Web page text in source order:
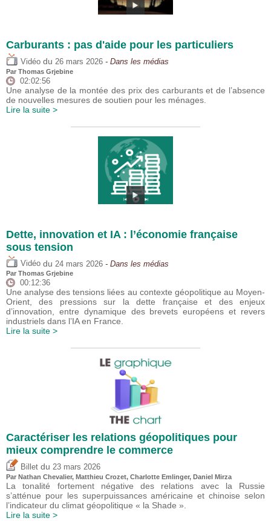
Carburants : pas d'aide pour les particuliers
Vidéo du 26 mars 2026 - Dans les médias
Par Thomas Grjebine
02:02:56
Une analyse de la montée des prix des carburants et de l’absence
de nouvelles mesures de soutien pour les ménages.
Lire la suite >
Dette, innovation et IA : l’économie française
sous tension
Vidéo du 24 mars 2026 - Dans les médias
Par Thomas Grjebine
00:12:36
Une analyse des tensions liées au contexte géopolitique au Moyen-
Orient, des pressions sur la dette française et des enjeux
d’innovation, entre dynamique des brevets européens et revers
industriels dans l’IA en France.
Lire la suite >
Caractériser les relations géopolitiques pour
mieux comprendre le commerce
Billet du 23 mars 2026
Par Nathan Chevalier, Matthieu Crozet, Charlotte Emlinger, Daniel Mirza
La tonalité fortement négative des relations avec la Russie
s’atténue pour les superpuissances américaine et chinoise selon
l’indicateur du climat géopolitique « la Shade ».
Lire la suite >